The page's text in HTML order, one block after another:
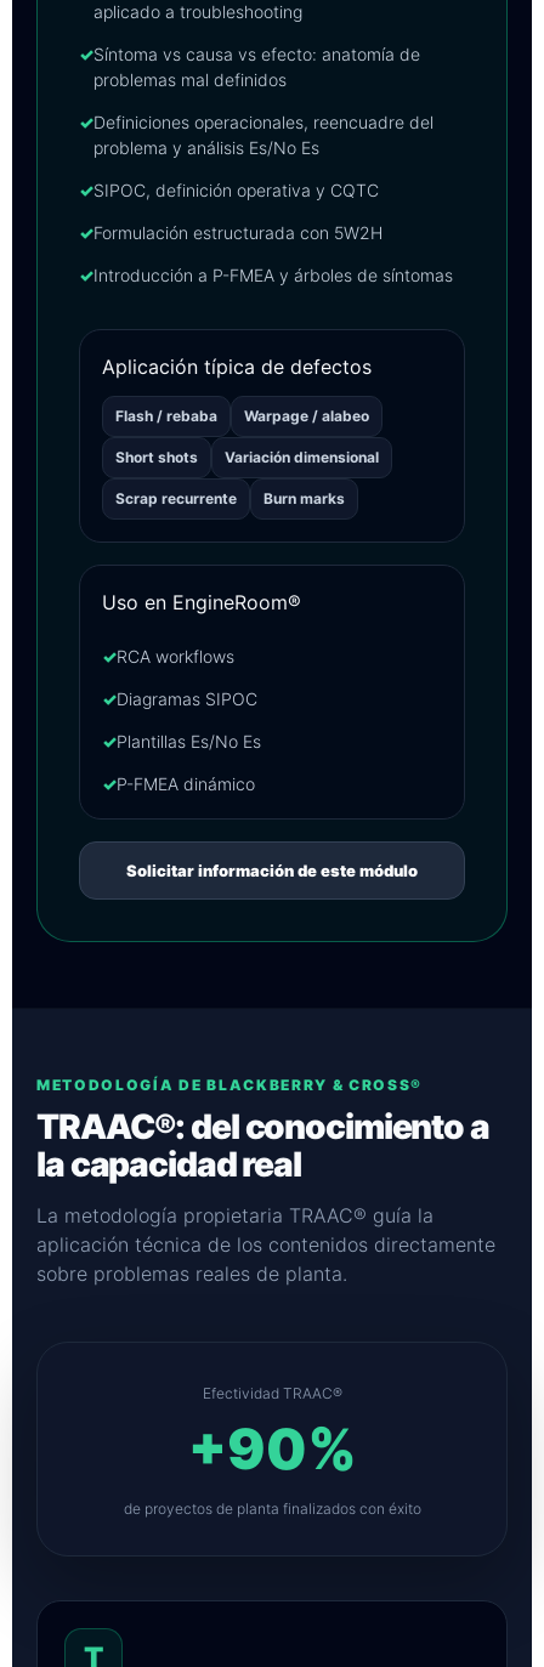
aplicado a troubleshooting
✓Síntoma vs causa vs efecto: anatomía de
problemas mal definidos
✓Definiciones operacionales, reencuadre del
problema y análisis Es/No Es
✓SIPOC, definición operativa y CQTC
✓Formulación estructurada con 5W2H
✓Introducción a P-FMEA y árboles de síntomas
Aplicación típica de defectos
Flash / rebaba Warpage / alabeo
Short shots Variación dimensional
Scrap recurrente Burn marks
Uso en EngineRoom®
✓RCA workflows
✓Diagramas SIPOC
✓Plantillas Es/No Es
✓P-FMEA dinámico
Solicitar información de este módulo
METODOLOGÍA DE BLACKBERRY & CROSS®
TRAAC®: del conocimiento a
la capacidad real
La metodología propietaria TRAAC® guía la
aplicación técnica de los contenidos directamente
sobre problemas reales de planta.
Efectividad TRAAC®
+90%
de proyectos de planta finalizados con éxito
T